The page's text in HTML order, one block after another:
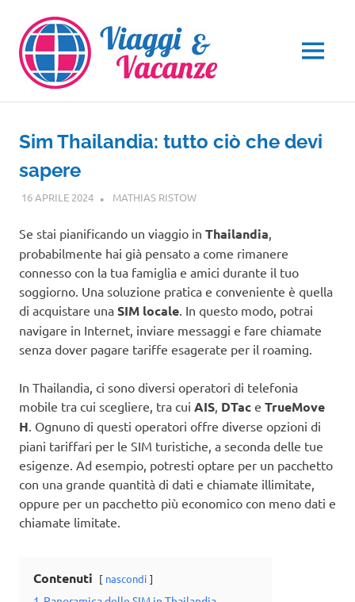
contenuto
MENU
Sim Thailandia: tutto ciò che devi
sapere
16 APRILE 2024 MATHIAS RISTOWASIA
Se stai pianificando un viaggio in Thailandia,
probabilmente hai già pensato a come rimanere
connesso con la tua famiglia e amici durante il tuo
soggiorno. Una soluzione pratica e conveniente è quella
di acquistare una SIM locale. In questo modo, potrai
navigare in Internet, inviare messaggi e fare chiamate
senza dover pagare tariffe esagerate per il roaming.
In Thailandia, ci sono diversi operatori di telefonia
mobile tra cui scegliere, tra cui AIS, DTac e TrueMove
H. Ognuno di questi operatori offre diverse opzioni di
piani tariffari per le SIM turistiche, a seconda delle tue
esigenze. Ad esempio, potresti optare per un pacchetto
con una grande quantità di dati e chiamate illimitate,
oppure per un pacchetto più economico con meno dati e
chiamate limitate.
Contenuti nascondi